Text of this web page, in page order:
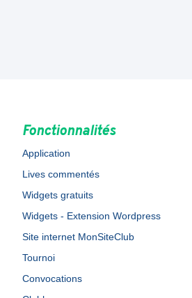
Fonctionnalités
Application
Lives commentés
Widgets gratuits
Widgets - Extension Wordpress
Site internet MonSiteClub
Tournoi
Convocations